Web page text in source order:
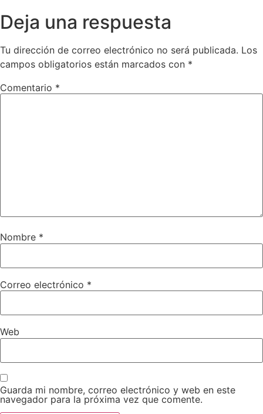
Deja una respuesta
Tu dirección de correo electrónico no será publicada. Los
campos obligatorios están marcados con *
Comentario *
Nombre *
Correo electrónico *
Web
Guarda mi nombre, correo electrónico y web en este
navegador para la próxima vez que comente.